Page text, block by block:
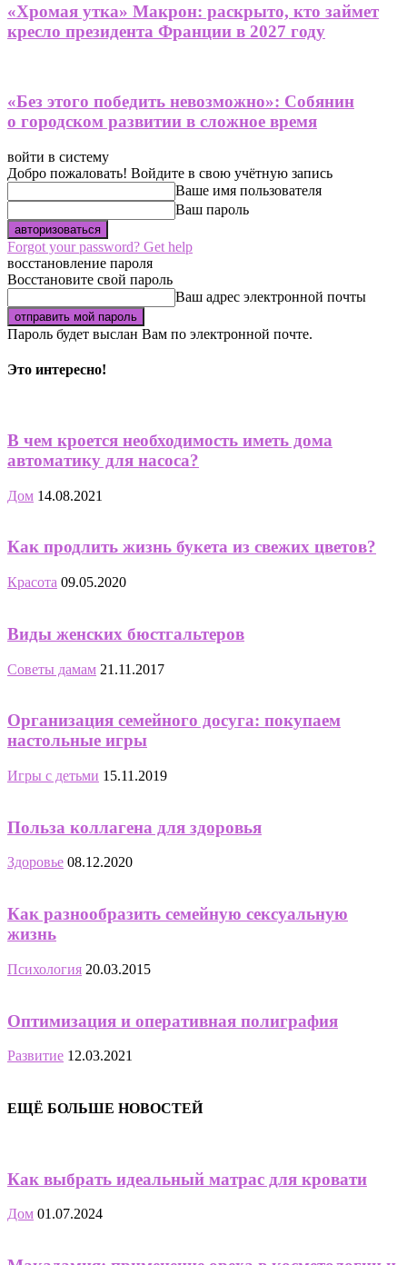
«Хромая утка» Макрон: раскрыто, кто займет
кресло президента Франции в 2027 году
«Без этого победить невозможно»: Собянин
о городском развитии в сложное время
войти в систему
Добро пожаловать! Войдите в свою учётную запись
Ваше имя пользователя
Ваш пароль
Forgot your password? Get help
восстановление пароля
Восстановите свой пароль
Ваш адрес электронной почты
Пароль будет выслан Вам по электронной почте.
Это интересно!
В чем кроется необходимость иметь дома
автоматику для насоса?
Дом 14.08.2021
Как продлить жизнь букета из свежих цветов?
Красота 09.05.2020
Виды женских бюстгальтеров
Советы дамам 21.11.2017
Организация семейного досуга: покупаем
настольные игры
Игры с детьми 15.11.2019
Польза коллагена для здоровья
Здоровье 08.12.2020
Как разнообразить семейную сексуальную
жизнь
Психология 20.03.2015
Оптимизация и оперативная полиграфия
Развитие 12.03.2021
ЕЩЁ БОЛЬШЕ НОВОСТЕЙ
Как выбрать идеальный матрас для кровати
Дом 01.07.2024